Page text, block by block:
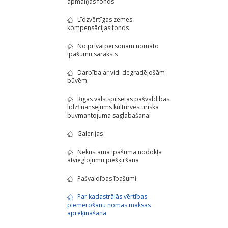
Līdzvērtīgas zemes
kompensācijas fonds
No privātpersonām nomāto
īpašumu saraksts
Darbība ar vidi degradējošām
būvēm
Rīgas valstspilsētas pašvaldības
līdzfinansējums kultūrvēsturiskā
būvmantojuma saglabāšanai
Galerijas
Nekustamā īpašuma nodokļa
atvieglojumu piešķiršana
Pašvaldības īpašumi
Par kadastrālās vērtības
piemērošanu nomas maksas
aprēķināšanā